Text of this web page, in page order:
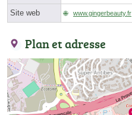
Site web www.gingerbeauty.fr
Plan et adresse